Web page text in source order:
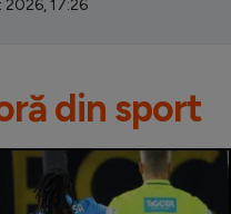
17:26
din sport